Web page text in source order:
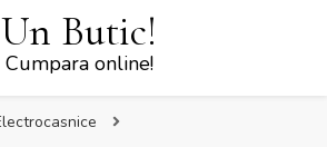
Un Butic!
Cumpara online!